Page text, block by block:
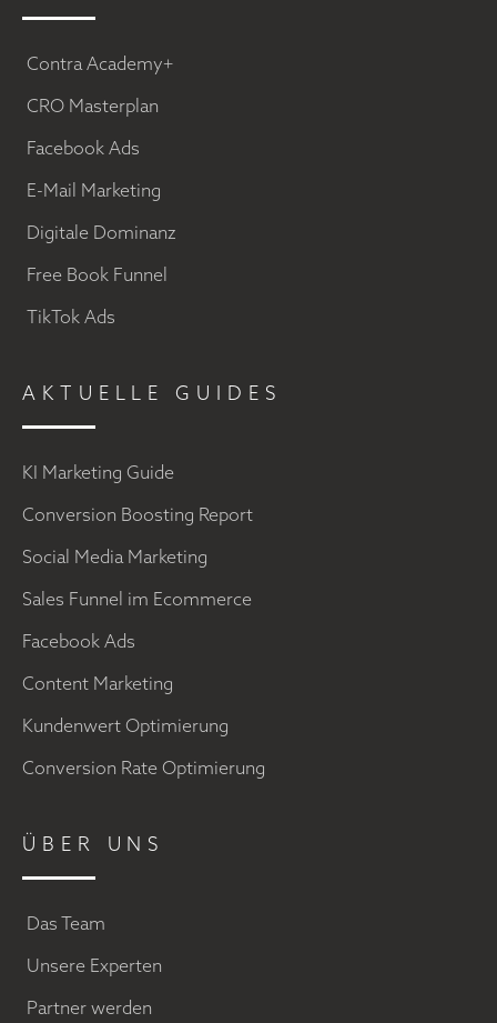
Contra Academy+
CRO Masterplan
Facebook Ads
E-Mail Marketing
Digitale Dominanz
Free Book Funnel
TikTok Ads
AKTUELLE GUIDES
KI Marketing Guide
Conversion Boosting Report
Social Media Marketing
Sales Funnel im Ecommerce
Facebook Ads
Content Marketing
Kundenwert Optimierung
Conversion Rate Optimierung
ÜBER UNS
Das Team
Unsere Experten
Partner werden